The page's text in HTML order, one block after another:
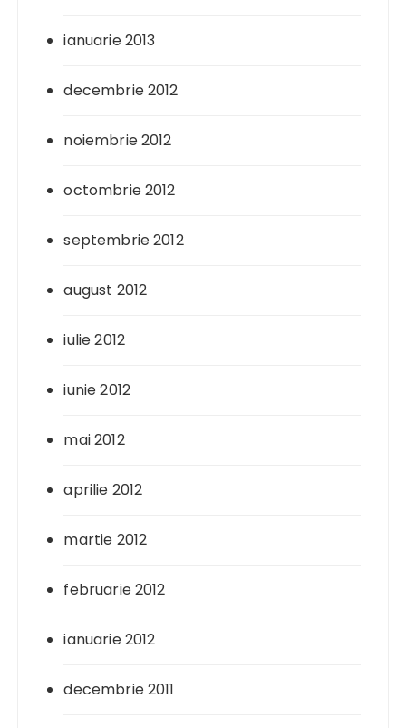
ianuarie 2013
decembrie 2012
noiembrie 2012
octombrie 2012
septembrie 2012
august 2012
iulie 2012
iunie 2012
mai 2012
aprilie 2012
martie 2012
februarie 2012
ianuarie 2012
decembrie 2011